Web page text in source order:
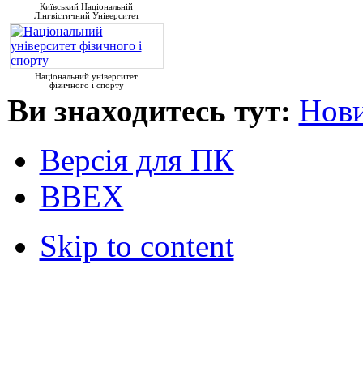
Київський Національній
Лінгвістичний Університет
Національний університет
фізичного і спорту
Ви знаходитесь тут:
Версія для ПК
ВВЕХ
Skip to content